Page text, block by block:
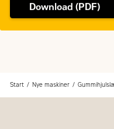
Download (PDF)
Start Nye maskiner